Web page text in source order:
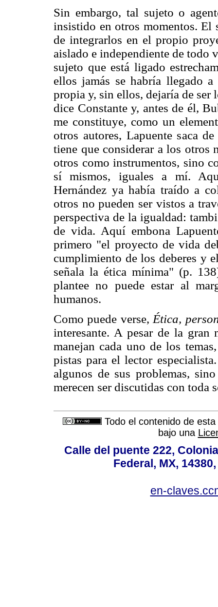
Sin embargo, tal sujeto o
insistido en otros momentos. El
de integrarlos en el propio
aislado e independiente de todo
sujeto que está ligado
ellos jamás se habría llegado
propia y, sin ellos, dejaría de ser
dice Constante y, antes de él,
me constituye, como un
otros autores, Lapuente saca
tiene que considerar a los otros
otros como instrumentos, sino
sí mismos, iguales a mí.
Hernández ya había traído a
otros no pueden ser vistos a
perspectiva de la igualdad:
de vida. Aquí embona
primero "el proyecto de vida
cumplimiento de los deberes y
señala la ética mínima" (p.
plantee no puede estar al
humanos.
Como puede verse,Ética,
interesante. A pesar de la gran
manejan cada uno de los
pistas para el lector
algunos de sus problemas,
merecen ser discutidas con toda
Todo el contenido de
bajo una
Calle del puente 222,
Federal, MX,
en-